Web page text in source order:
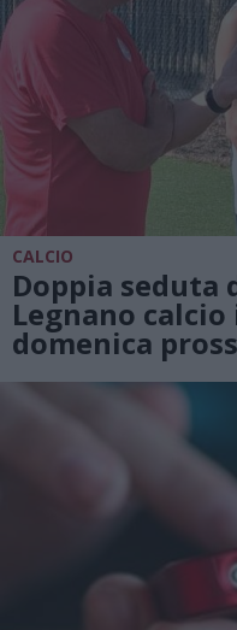
CALCIO
Doppia seduta
Legnano
domenica